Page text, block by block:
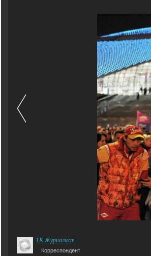
ТК Журналист
Корреспондент